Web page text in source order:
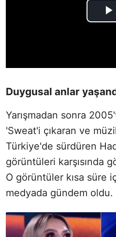
Duygusal anlar
Yarışmadan sonra
'Sweat'i çıkaran ve
Türkiye'de sürdüren
görüntüleri karşısında
O görüntüler kısa süre
medyada gündem oldu.